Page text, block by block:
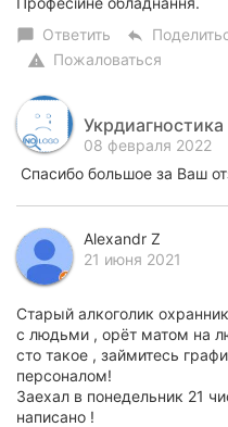
chat_bubble Ответить reply
warning Пожаловаться
Укрдиагностика
08 февраля 2022
Спасибо большое за Ваш
Alexandr Z
21 июня 2021
Старый алкоголик
с людьми , орёт матом на
сто такое , займитесь
персоналом!
Заехал в понедельник 21
написано !